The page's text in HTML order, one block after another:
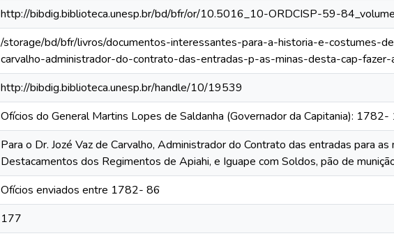
http://bibdig.biblioteca.unesp.br/bd/bfr/or/10.5016_10-ORDCISP-59-
/storage/bd/bfr/livros/documentos-interessantes-para-a-historia-e-costumes-
carvalho-administrador-do-contrato-das-entradas-p-as-minas-desta-cap-
http://bibdig.biblioteca.unesp.br/handle/10/19539
Ofícios do General Martins Lopes de Saldanha (Governador da Capitania):
Para o Dr. Jozé Vaz de Carvalho, Administrador do Contrato das entradas para
Destacamentos dos Regimentos de Apiahi, e Iguape com Soldos, pão de
Ofícios enviados entre 1782- 86
177